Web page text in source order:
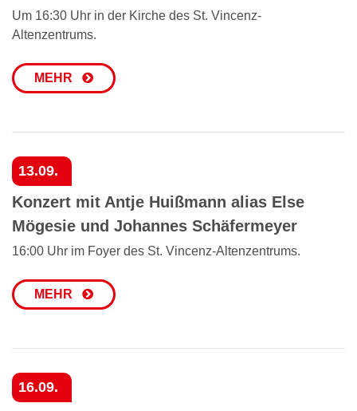
Um 16:30 Uhr in der Kirche des St. Vincenz-
Altenzentrums.
MEHR
13.09.
Konzert mit Antje Huißmann alias Else
Mögesie und Johannes Schäfermeyer
16:00 Uhr im Foyer des St. Vincenz-Altenzentrums.
MEHR
16.09.